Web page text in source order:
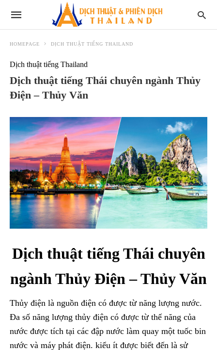
HOMEPAGE DỊCH THUẬT TIẾNG THAILAND
Dịch thuật tiếng Thailand
Dịch thuật tiếng Thái chuyên ngành Thủy
Điện – Thủy Văn
Dịch thuật tiếng Thái chuyên
ngành Thủy Điện – Thủy Văn
Thủy điện là nguồn điện có được từ năng lượng nước.
Đa số năng lượng thủy điện có được từ thế năng của
nước được tích tại các đập nước làm quay một tuốc bin
nước và máy phát điện. kiểu ít được biết đến là sử